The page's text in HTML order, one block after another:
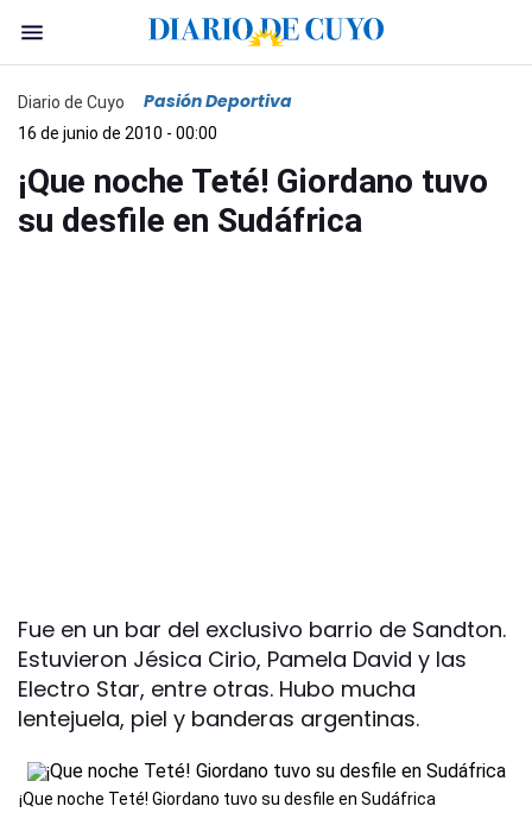
Diario de Cuyo Pasión Deportiva
16 de junio de 2010 - 00:00
¡Que noche Teté! Giordano tuvo
su desfile en Sudáfrica
Fue en un bar del exclusivo barrio de Sandton.
Estuvieron Jésica Cirio, Pamela David y las
Electro Star, entre otras. Hubo mucha
lentejuela, piel y banderas argentinas.
¡Que noche Teté! Giordano tuvo su desfile en Sudáfrica